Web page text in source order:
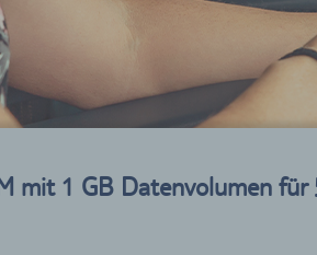
mit 1 GB Datenvolumen für